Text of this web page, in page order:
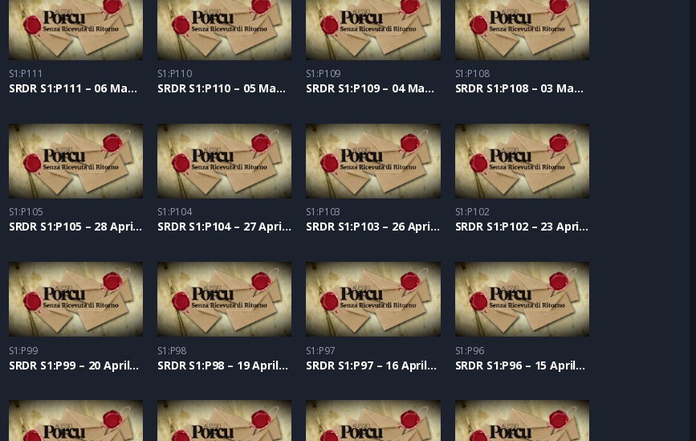
S1:P111
SRDR S1:P111 – 06 Maggio 2021
S1:P110
SRDR S1:P110 – 05 Maggio 2021
S1:P109
SRDR S1:P109 – 04 Maggio 2021
S1:P108
SRDR S1:P108 – 03 Maggio 2021
S1:P105
SRDR S1:P105 – 28 Aprile 2021
S1:P104
SRDR S1:P104 – 27 Aprile 2021
S1:P103
SRDR S1:P103 – 26 Aprile 2021
S1:P102
SRDR S1:P102 – 23 Aprile 2021
S1:P99
SRDR S1:P99 – 20 Aprile 2021
S1:P98
SRDR S1:P98 – 19 Aprile 2021
S1:P97
SRDR S1:P97 – 16 Aprile 2021
S1:P96
SRDR S1:P96 – 15 Aprile 2021